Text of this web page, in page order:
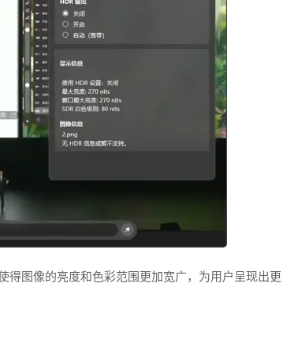
得图像的亮度和色彩范围更加宽广，为用户呈现出更